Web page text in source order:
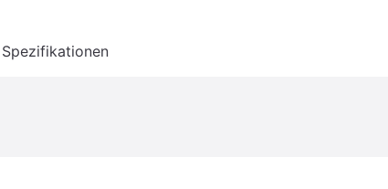
Spezifikationen